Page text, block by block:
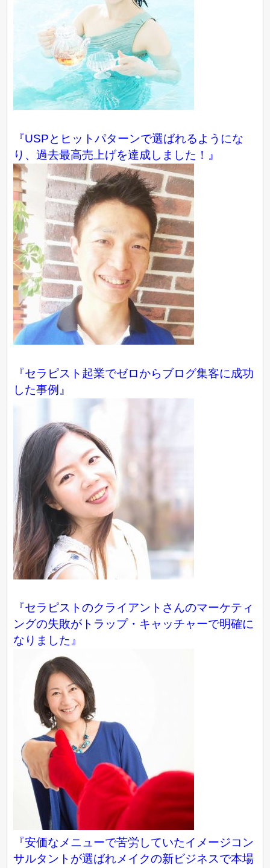
『USPとヒットパターンで選ばれるようにな
り、過去最高売上げを達成しました！』
『セラピスト起業でゼロからブログ集客に成功
した事例 』
『セラピストのクライアントさんのマーケティ
ングの失敗がトラップ・キャッチャーで明確に
なりました』
『安価なメニューで苦労していたイメージコン
サルタントが選ばれメイクの新ビジネスで本場